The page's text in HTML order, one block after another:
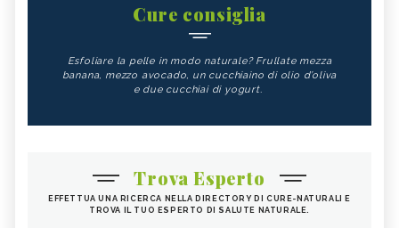
Cure consiglia
Esfoliare la pelle in modo naturale? Frullate mezza
banana, mezzo avocado, un cucchiaino di olio d’oliva
e due cucchiai di yogurt.
Trova Esperto
EFFETTUA UNA RICERCA NELLA DIRECTORY DI CURE-NATURALI E
TROVA IL TUO ESPERTO DI SALUTE NATURALE.